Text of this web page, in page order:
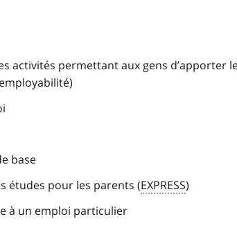
activités permettant aux gens d’apporter
base
études pour les parents (EXPRESS)
à un emploi particulier